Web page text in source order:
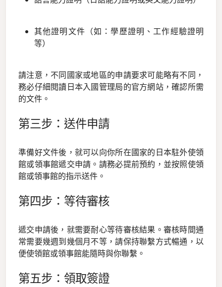
其他證明文件（如：學歷證明、工作經驗證明
等）
請注意，不同國家或地區的申請要求可能略有不同，
務必仔細閱讀日本入國管理局的官方網站，確認所需
的文件。
第三步：送件申請
準備好文件後，就可以向你所在國家的日本駐外使領
館或領事館遞交申請。請務必提前預約，並按照使領
館或領事館的指示送件。
第四步：等待審核
遞交申請後，就需要耐心等待審核結果。審核時間通
常需要幾週到幾個月不等，請保持聯繫方式暢通，以
便使領館或領事館能隨時與你聯繫。
第五步：領取簽證